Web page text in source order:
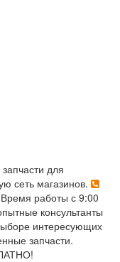
для
сеть магазинов.
Время работы с 9:00
консультанты
интересующих
запчасти.